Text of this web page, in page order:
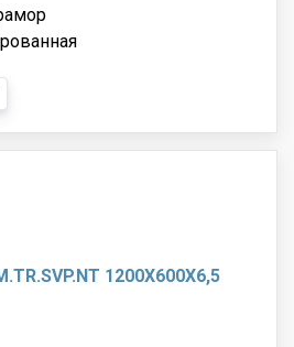
1200X600X6,5